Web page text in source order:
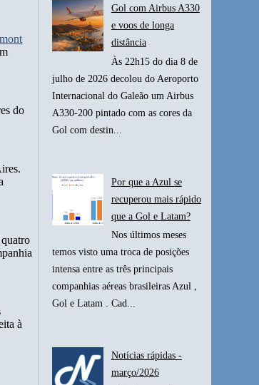
do
à
Gol com Airbus A330
e voos de longa
distância
Às 22h15 do dia 8 de
julho de 2026 decolou do Aeroporto
Internacional do Galeão um Airbus
A330-200 pintado com as cores da
Gol com destin...
Por que a Azul se
recuperou mais rápido
que a Gol e Latam?
Nos últimos meses
temos visto uma troca de posições
intensa entre as três principais
companhias aéreas brasileiras Azul ,
Gol e Latam . Cad...
Notícias rápidas -
março/2026